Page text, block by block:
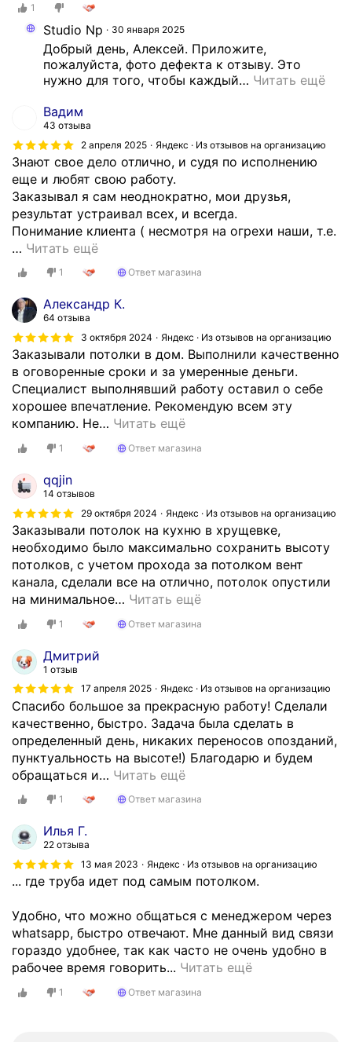
1
Studio Np 30 января 2025
Добрый день, Алексей. Приложите,
пожалуйста, фото дефекта к отзыву. Это
нужно для того, чтобы каждый… Читать ещё
Вадим
43 отзыва
2 апреля 2025
Яндекс · Из отзывов на организацию
Знают свое дело отлично, и судя по исполнению
еще и любят свою работу.
Заказывал я сам неоднократно, мои друзья,
результат устраивал всех, и всегда.
Понимание клиента ( несмотря на огрехи наши, т.е.
… Читать ещё
1 Ответ магазина
Александр К.
64 отзыва
3 октября 2024
Яндекс · Из отзывов на организацию
Заказывали потолки в дом. Выполнили качественно
в оговоренные сроки и за умеренные деньги.
Специалист выполнявший работу оставил о себе
хорошее впечатление. Рекомендую всем эту
компанию. Не… Читать ещё
1 Ответ магазина
qqjin
14 отзывов
29 октября 2024
Яндекс · Из отзывов на организацию
Заказывали потолок на кухню в хрущевке,
необходимо было максимально сохранить высоту
потолков, с учетом прохода за потолком вент
канала, сделали все на отлично, потолок опустили
на минимальное… Читать ещё
1 Ответ магазина
Дмитрий
1 отзыв
17 апреля 2025
Яндекс · Из отзывов на организацию
Спасибо большое за прекрасную работу! Сделали
качественно, быстро. Задача была сделать в
определенный день, никаких переносов опозданий,
пунктуальность на высоте!) Благодарю и будем
обращаться и… Читать ещё
1 Ответ магазина
Илья Г.
22 отзыва
13 мая 2023
Яндекс · Из отзывов на организацию
... где труба идет под самым потолком.
Удобно, что можно общаться с менеджером через
whatsapp, быстро отвечают. Мне данный вид связи
гораздо удобнее, так как часто не очень удобно в
рабочее время говорить... Читать ещёД
1 Ответ магазина